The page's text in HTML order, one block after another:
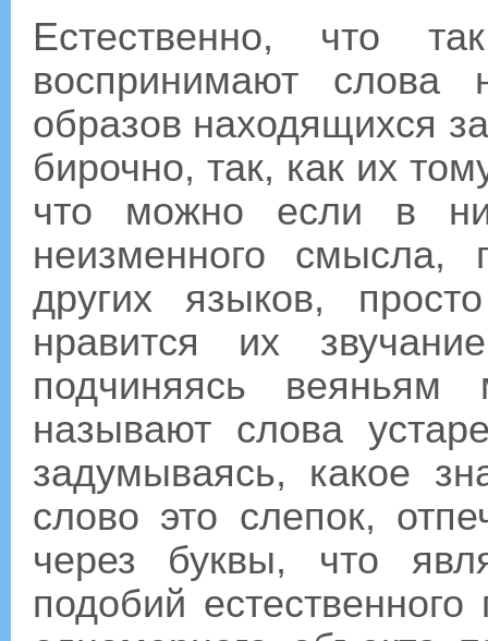
Естественно, что
воспринимают слова
образов находящихся
бирочно, так, как их
что можно если в
неизменного смысла,
других языков,
нравится их
подчиняясь
называют слова
задумываясь, какое
слово это слепок,
через буквы, что
подобий